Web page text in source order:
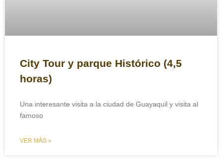
City Tour y parque Histórico (4,5
horas)
Una interesante visita a la ciudad de Guayaquil y visita al
famoso
VER MÁS »
m
Mensaje - Your Message
Describamos el numero de personas y las fechas